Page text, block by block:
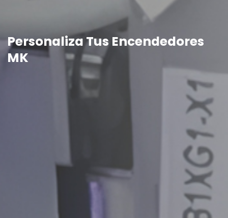
Personaliza Tus Encendedores
MK